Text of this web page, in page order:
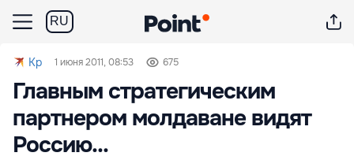
RU
Kp 1 июня 2011, 08:53 675
Главным стратегическим
партнером молдаване видят
Россию...